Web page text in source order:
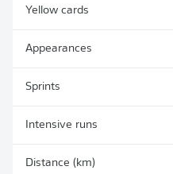
Yellow cards
Appearances
Sprints
Intensive runs
Distance (km)